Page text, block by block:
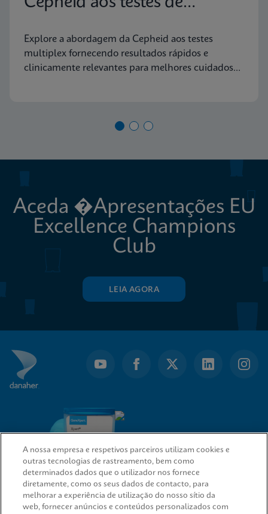
Explore a abordagem da Cepheid aos testes
multiplex fornecendo resultados rápidos e
clinicamente relevantes para melhores cuidados
Aceda �Apresentações EU
Excellence Champions
Club
LEIA AGORA
A nossa empresa e respetivos parceiros utilizam cookies e
outras tecnologias de rastreamento, bem como
determinados dados que o utilizador nos fornece
diretamente, como os seus dados de contacto, para
melhorar a experiência de utilização do nosso sítio da
web, fornecer anúncios e conteúdos personalizados com